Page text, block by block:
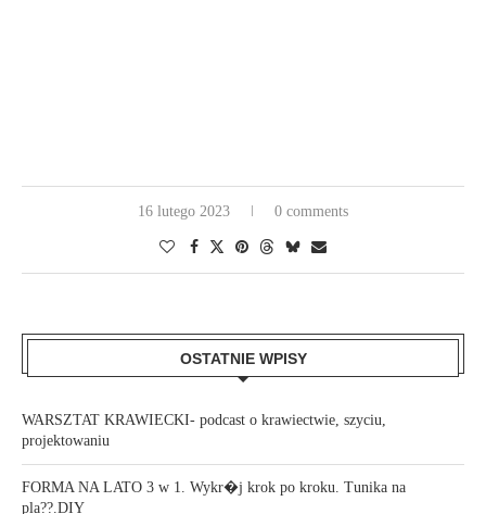
16 lutego 2023 0 comments
OSTATNIE WPISY
WARSZTAT KRAWIECKI- podcast o krawiectwie, szyciu,
projektowaniu
FORMA NA LATO 3 w 1. Wykr�j krok po kroku. Tunika na
pla??.DIY